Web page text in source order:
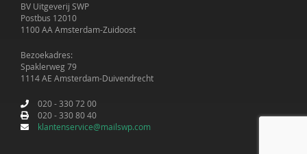
BV Uitgeverij SWP
Postbus 12010
1100 AA Amsterdam-Zuidoost
Bezoekadres:
Spaklerweg 79
1114 AE Amsterdam-Duivendrecht
020 - 330 72 00
020 - 330 80 40
klantenservice@mailswp.com